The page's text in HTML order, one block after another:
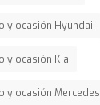
y ocasión Hyundai
y ocasión Kia
y ocasión Mercedes